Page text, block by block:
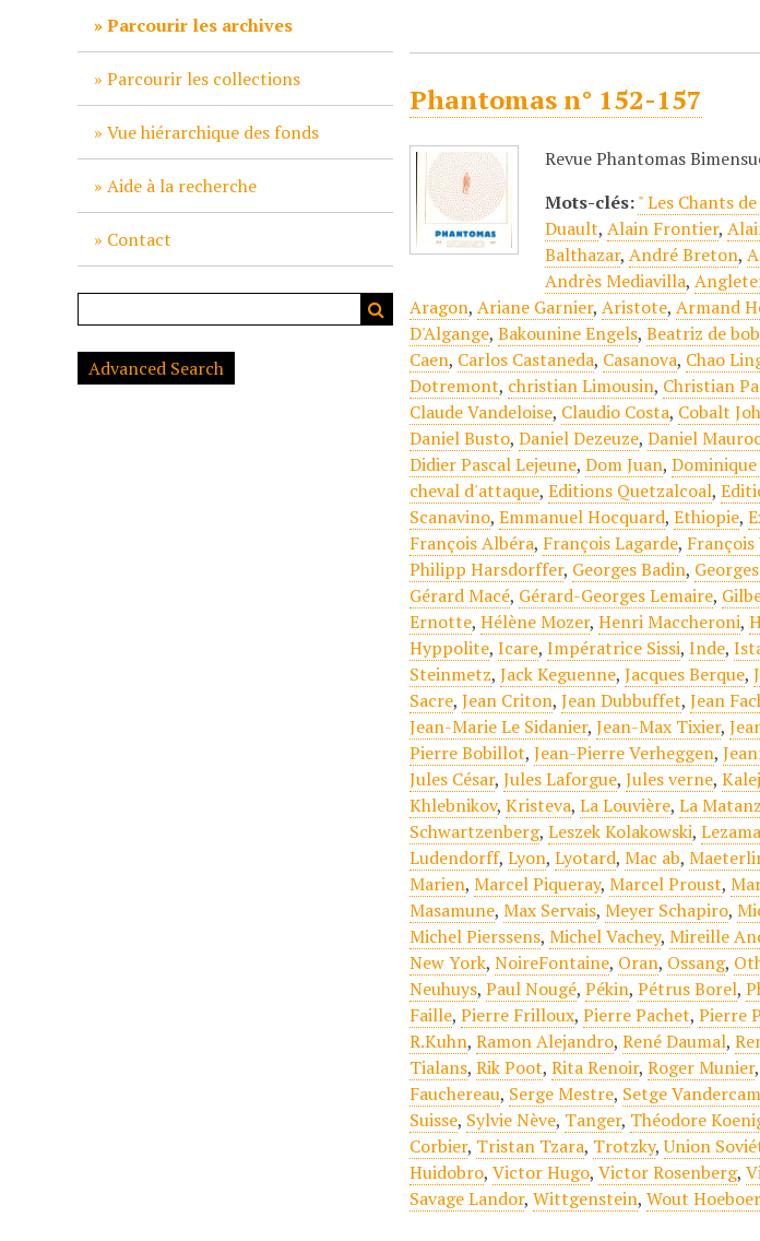
Parcourir les archives
Parcourir les collections
Vue hiérarchique des fonds
Aide à la recherche
Contact
Advanced Search
Phantomas n° 152-157
Revue Phantomas
Mots-clés:" Les Chants
Duault,Alain Frontier,
Balthazar,André Breton,
Andrès Mediavilla,
Aragon,Ariane Garnier,Aristote,Armand
D'Algange,Bakounine Engels,Beatriz de
Caen, Carlos Castaneda, Casanova, Chao
Dotremont, christian Limousin, Christian
Claude Vandeloise, Claudio Costa, Cobalt
Daniel Busto,Daniel Dezeuze,Daniel
Didier Pascal Lejeune,Dom Juan,
cheval d'attaque,Editions Quetzalcoal,
Scanavino,Emmanuel Hocquard,Ethiopie,
François Albéra, François Lagarde,
Philipp Harsdorffer, Georges Badin,
Gérard Macé, Gérard-Georges Lemaire,
Ernotte,Hélène Mozer,Henri Maccheroni,
Hyppolite,Icare,Impératrice Sissi,Inde,
Steinmetz,Jack Keguenne,Jacques Berque,
Sacre,Jean Criton,Jean Dubbuffet,Jean
Jean-Marie Le Sidanier,Jean-Max Tixier,
Pierre Bobillot,Jean-Pierre Verheggen,
Jules César,Jules Laforgue,Jules verne,
Khlebnikov,Kristeva,La Louvière,La
Schwartzenberg,Leszek Kolakowski,
Ludendorff,Lyon,Lyotard,Mac ab,
Marien,Marcel Piqueray,Marcel Proust,
Masamune,Max Servais,Meyer Schapiro,
Michel Pierssens,Michel Vachey,Mireille
New York,NoireFontaine, Oran, Ossang,
Neuhuys,Paul Nougé,Pékin,Pétrus Borel,
Faille,Pierre Frilloux,Pierre Pachet,Pierre
R.Kuhn,Ramon Alejandro,René Daumal,
Tialans,Rik Poot,Rita Renoir,Roger Munier
Fauchereau, Serge Mestre, Setge
Suisse, Sylvie Nève, Tanger, Théodore
Corbier, Tristan Tzara, Trotzky,Union
Huidobro,Victor Hugo,Victor Rosenberg,
Savage Landor,Wittgenstein,Wout Hoeboer